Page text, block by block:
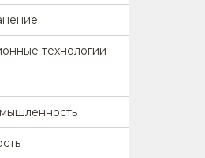
технологии